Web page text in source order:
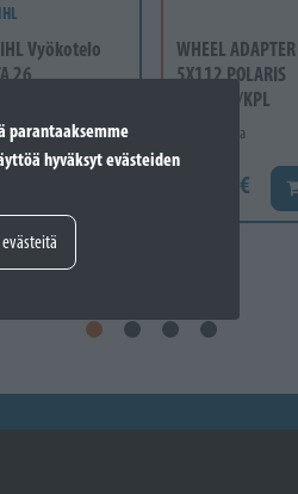
parantaaksemme
hyväksyt evästeiden
Vyökotelo
26
€ Lisää koriin
WHEEL ADAPTER
5X112 POLARIS
38mm 1/KPL
Varastossa
126,60 €